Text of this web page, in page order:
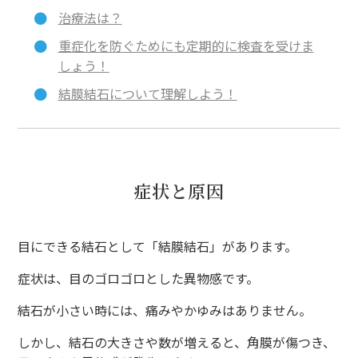
治療法は？
重症化を防ぐためにも定期的に検査を受けま
しょう！
結膜結石について理解しよう！
症状と原因
目にできる結石として「結膜結石」があります。
症状は、目のゴロゴロとした異物感です。
結石が小さい時には、痛みやかゆみはありません。
しかし、結石の大きさや数が増えると、角膜が傷つき、